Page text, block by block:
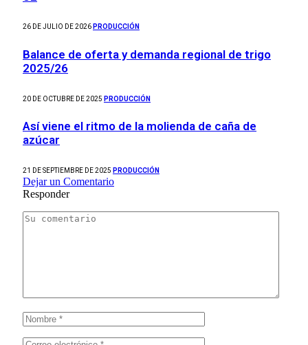
26 DE JULIO DE 2026 PRODUCCIÓN
Balance de oferta y demanda regional de trigo
2025/26
20 DE OCTUBRE DE 2025 PRODUCCIÓN
Así viene el ritmo de la molienda de caña de
azúcar
21 DE SEPTIEMBRE DE 2025 PRODUCCIÓN
Dejar un Comentario
Responder